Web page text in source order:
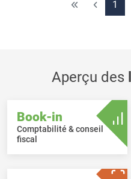
existants.
1
Aperçu des
Book-in
Comptabilité & conseil
fiscal